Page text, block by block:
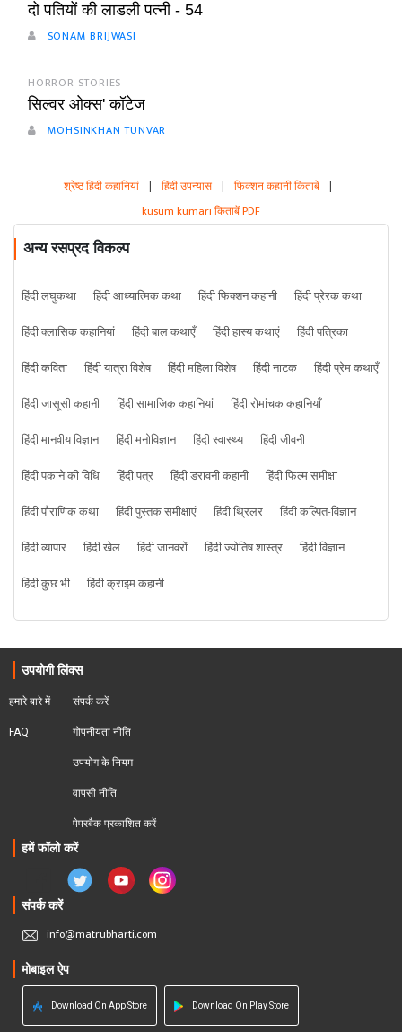
दो पतियों की लाडली पत्नी - 54
SONAM BRIJWASI
HORROR STORIES
सिल्वर ओक्स' कॉटेज
MOHSINKHAN TUNVAR
श्रेष्ठ हिंदी कहानियां | हिंदी उपन्यास | फिक्शन कहानी किताबें |
kusum kumari किताबें PDF
अन्य रसप्रद विकल्प
हिंदी लघुकथा हिंदी आध्यात्मिक कथा हिंदी फिक्शन कहानी
हिंदी प्रेरक कथा
हिंदी क्लासिक कहानियां
हिंदी बाल कथाएँ हिंदी हास्य कथाएं
हिंदी पत्रिका
हिंदी कविता
हिंदी यात्रा विशेष हिंदी महिला विशेष हिंदी नाटक
हिंदी प्रेम कथाएँ
हिंदी जासूसी कहानी
हिंदी सामाजिक कहानियां
हिंदी रोमांचक कहानियाँ
हिंदी मानवीय विज्ञान
हिंदी मनोविज्ञान हिंदी स्वास्थ्य
हिंदी जीवनी
हिंदी पकाने की विधि
हिंदी पत्र हिंदी डरावनी कहानी
हिंदी फिल्म समीक्षा
हिंदी पौराणिक कथा
हिंदी पुस्तक समीक्षाएं हिंदी थ्रिलर
हिंदी कल्पित-विज्ञान
हिंदी व्यापार
हिंदी खेल हिंदी जानवरों हिंदी ज्योतिष शास्त्र
हिंदी विज्ञान
हिंदी कुछ भी
हिंदी क्राइम कहानी
उपयोगी लिंक्स
हमारे बारे में
FAQ
संपर्क करें
गोपनीयता नीति
उपयोग के नियम
वापसी नीति
पेपरबैक प्रकाशित करें
हमें फॉलो करें
संपर्क करें
info@matrubharti.com
मोबाइल ऐप
Download On App Store Download On Play Store